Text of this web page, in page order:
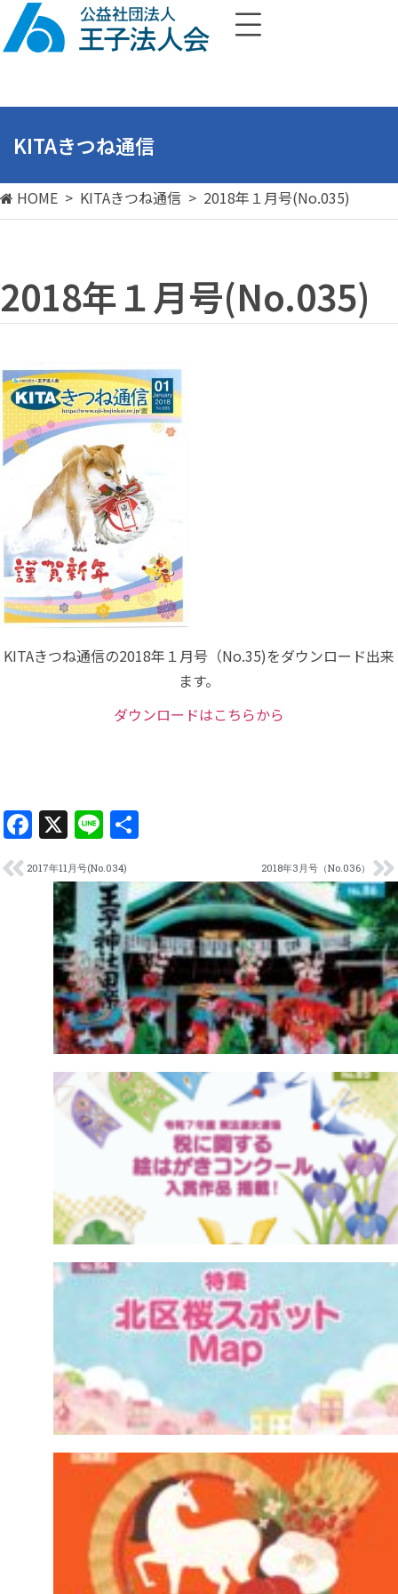
KITAきつね通信
HOME > KITAきつね通信 > 2018年１月号(No.035)
2018年１月号(No.035)
KITAきつね通信の2018年１月号（No.35)をダウンロード出来
ます。
ダウンロードはこちらから
Facebook
X Line
2017年11月号(No.034) 2018年3月号（No.036）